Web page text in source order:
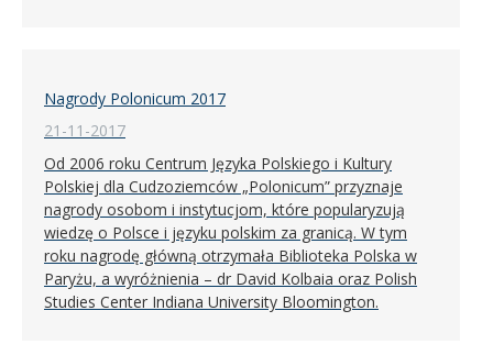
Nagrody Polonicum 2017
21-11-2017
Od 2006 roku Centrum Języka Polskiego i Kultury
Polskiej dla Cudzoziemców „Polonicum” przyznaje
nagrody osobom i instytucjom, które popularyzują
wiedzę o Polsce i języku polskim za granicą. W tym
roku nagrodę główną otrzymała Biblioteka Polska w
Paryżu, a wyróżnienia – dr David Kolbaia oraz Polish
Studies Center Indiana University Bloomington.